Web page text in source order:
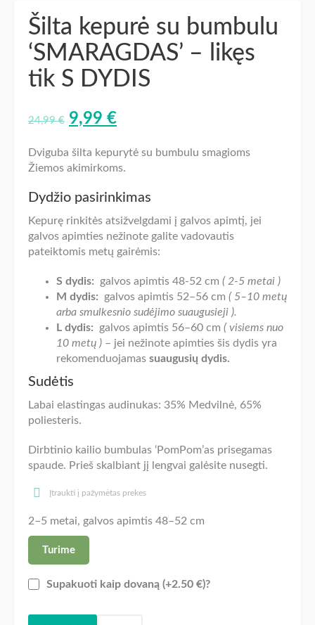
Šilta kepurė su bumbulu
‘SMARAGDAS’ – likęs
tik S DYDIS
24,99€ 9,99 €
Dviguba šilta kepurytė su bumbulu smagioms
Žiemos akimirkoms.
Dydžio pasirinkimas
Kepurę rinkitės atsižvelgdami į galvos apimtį, jei
galvos apimties nežinote galite vadovautis
pateiktomis metų gairėmis:
S dydis: galvos apimtis 48-52 cm ( 2-5 metai )
M dydis: galvos apimtis 52–56 cm ( 5–10 metų
arba smulkesnio sudėjimo suaugusieji ).
L dydis: galvos apimtis 56–60 cm ( visiems nuo
10 metų ) – jei nežinote apimties šis dydis yra
rekomenduojamas suaugusių dydis.
Sudėtis
Labai elastingas audinukas: 35% Medvilnė, 65%
poliesteris.
Dirbtinio kailio bumbulas ‘PomPom’as prisegamas
spaude. Prieš skalbiant jį lengvai galėsite nusegti.
Įtraukti į pažymėtas prekes
2–5 metai, galvos apimtis 48–52 cm
Turime
Supakuoti kaip dovaną (+2.50 €)?